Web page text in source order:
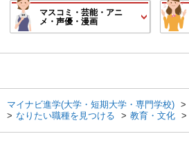
マスコミ・芸能・アニ
メ・声優・漫画
マイナビ進学(大学・短期大学・専門学校)
なりたい職種を見つける
教育・文化